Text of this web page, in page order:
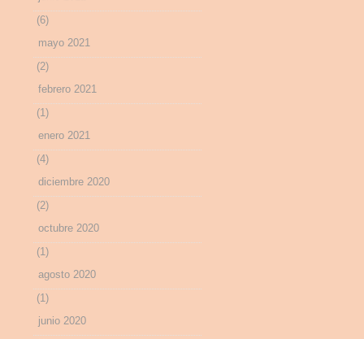
(6)
mayo 2021
(2)
febrero 2021
(1)
enero 2021
(4)
diciembre 2020
(2)
octubre 2020
(1)
agosto 2020
(1)
junio 2020